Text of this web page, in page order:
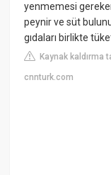
yenmemesi
peynir ve süt
gıdaları birlikte
Kaynak kaldırma
cnnturk.com